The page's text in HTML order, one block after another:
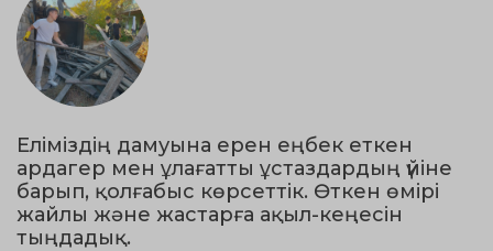
Еліміздің дамуына ерен еңбек еткен
ардагер мен ұлағатты ұстаздардың үйіне
барып, қолғабыс көрсеттік. Өткен өмірі
жайлы және жастарға ақыл-кеңесін
тыңдадық.